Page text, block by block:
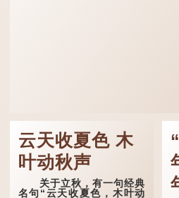
云天收夏色 木
叶动秋声
关于立秋，有一句经典
名句“云天收夏色，木叶动